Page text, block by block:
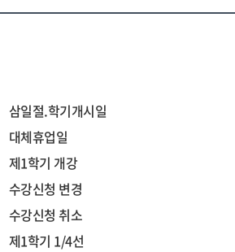
삼일절.학기개시일
대체휴업일
제1학기 개강
수강신청 변경
수강신청 취소
제1학기 1/4선